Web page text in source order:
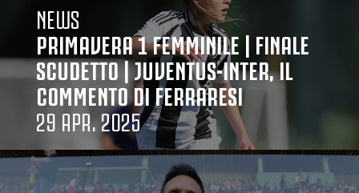
NEWS
PRIMAVERA 1 FEMMINILE | FINALE
SCUDETTO | JUVENTUS-INTER, IL
COMMENTO DI FERRARESI
29 APR. 2025